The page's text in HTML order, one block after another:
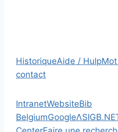
HistoriqueAide / Hulp
contact
IntranetWebsiteBib
BelgiumGoogleΛ